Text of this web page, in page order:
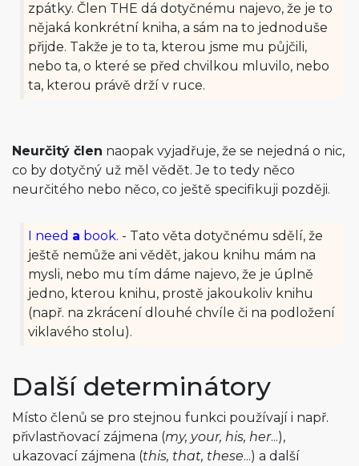
zpátky. Člen THE dá dotyčnému najevo, že je to
nějaká konkrétní kniha, a sám na to jednoduše
přijde. Takže je to ta, kterou jsme mu půjčili,
nebo ta, o které se před chvilkou mluvilo, nebo
ta, kterou právě drží v ruce.
Neurčitý člen naopak vyjadřuje, že se nejedná o nic,
co by dotyčný už měl vědět. Je to tedy něco
neurčitého nebo něco, co ještě specifikuji později.
I need a book. - Tato věta dotyčnému sdělí, že
ještě nemůže ani vědět, jakou knihu mám na
mysli, nebo mu tím dáme najevo, že je úplně
jedno, kterou knihu, prostě jakoukoliv knihu
(např. na zkrácení dlouhé chvíle či na podložení
viklavého stolu).
Další determinátory
Místo členů se pro stejnou funkci používají i např.
přivlastňovací zájmena (my, your, his, her...),
ukazovací zájmena (this, that, these...) a další